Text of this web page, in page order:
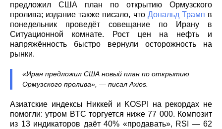
предложил США план по открытию Ормузского
пролива; издание также писало, что Дональд Трамп в
понедельник проведёт совещание по Ирану в
Ситуационной комнате. Рост цен на нефть и
напряжённость быстро вернули осторожность на
рынки.
«Иран предложил США новый план по открытию
Ормузского пролива», — писал Axios.
Азиатские индексы Никкей и KOSPI на рекордах не
помогли: утром BTC торгуется ниже 77 000. Композит
из 13 индикаторов даёт 40% «продавать», RSI — 62